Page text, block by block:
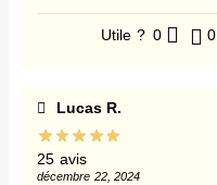
Utile ? 0 0
Lucas R.
25 avis
décembre 22, 2024